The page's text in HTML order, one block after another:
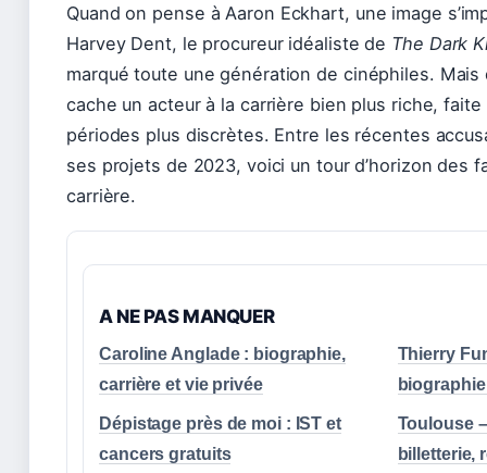
Quand on pense à Aaron Eckhart, une image
Harvey Dent, le procureur idéaliste de The Dark
marqué toute une génération de cinéphiles.
cache un acteur à la carrière bien plus riche,
périodes plus discrètes. Entre les récentes
ses projets de 2023, voici un tour d’horizon des
carrière.
A NE PAS MANQUER
Caroline Anglade : biographie,
carrière et vie privée
Thierry
Dépistage près de moi : IST et
cancers gratuits
Toulouse
billetterie,